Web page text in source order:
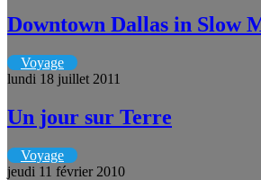
Downtown Dallas in Slow
Voyage
lundi 18 juillet 2011
Un jour sur Terre
Voyage
jeudi 11 février 2010